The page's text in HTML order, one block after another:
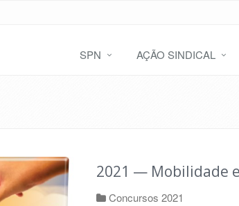
SPN AÇÃO SINDICAL
2021 — Mobilidade
Concursos 2021